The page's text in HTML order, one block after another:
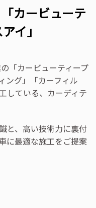
カービューテ
イ」
「カービューティープ
ング」「カーフィル
している、カーディテ
と、高い技術力に裏付
に最適な施工をご提案